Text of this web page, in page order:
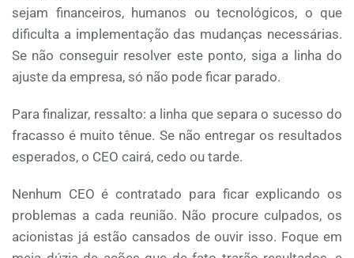
sejam financeiros, humanos ou tecnológicos, o que
dificulta a implementação das mudanças necessárias.
Se não conseguir resolver este ponto, siga a linha do
ajuste da empresa, só não pode ficar parado.
Para finalizar, ressalto: a linha que separa o sucesso do
fracasso é muito tênue. Se não entregar os resultados
esperados, o CEO cairá, cedo ou tarde.
Nenhum CEO é contratado para ficar explicando os
problemas a cada reunião. Não procure culpados, os
acionistas já estão cansados de ouvir isso. Foque em